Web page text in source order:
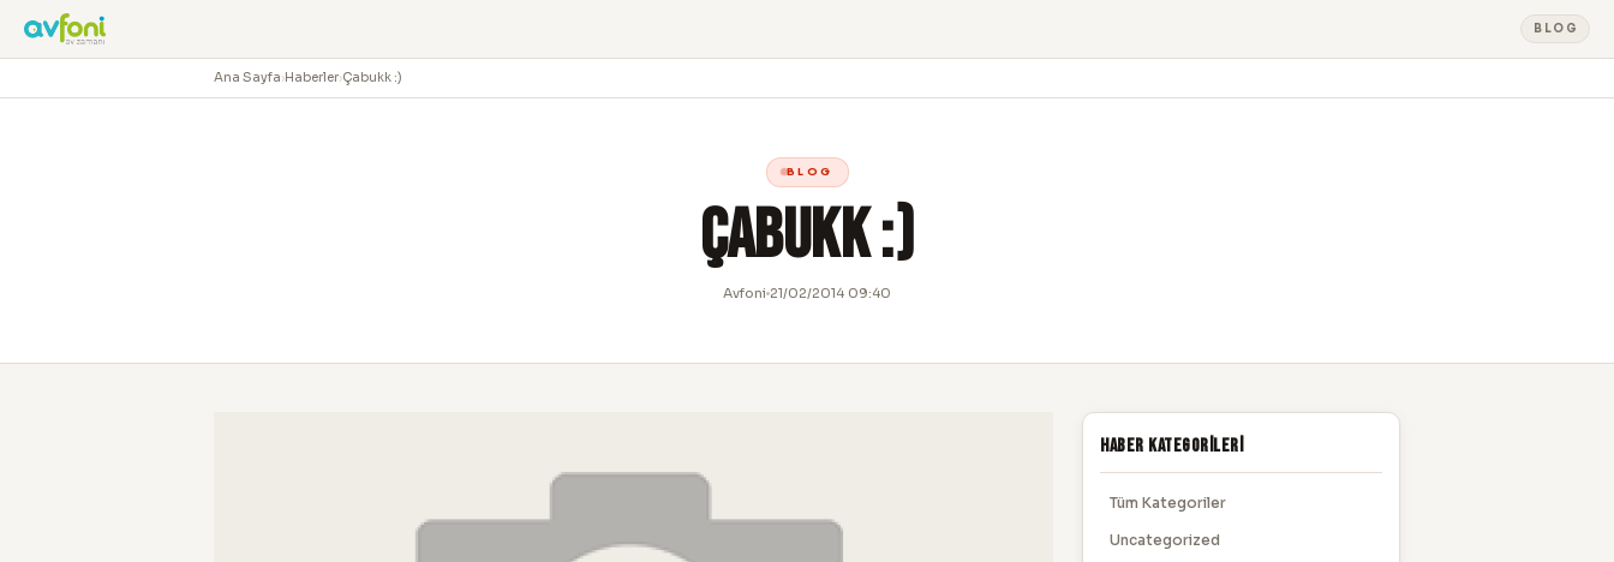
BLOG
Ana Sayfa›Haberler›Çabukk :)
BLOG
Çabukk :)
Avfoni 21/02/2014 09:40
Haber Kategorileri
Tüm Kategoriler
Uncategorized